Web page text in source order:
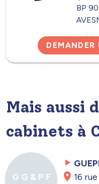
BP
Mais aussi
cabinets à
G G & P F
16